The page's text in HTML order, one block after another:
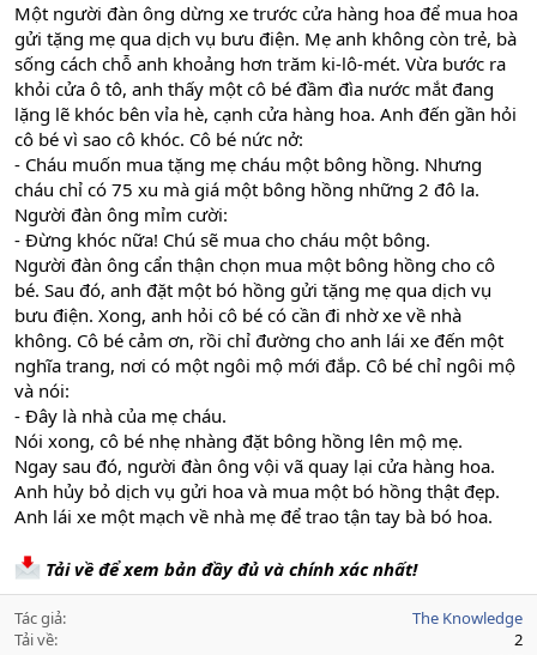
Một người đàn ông dừng xe trước cửa hàng hoa để mua hoa
gửi tặng mẹ qua dịch vụ bưu điện. Mẹ anh không còn trẻ, bà
sống cách chỗ anh khoảng hơn trăm ki-lô-mét. Vừa bước ra
khỏi cửa ô tô, anh thấy một cô bé đầm đìa nước mắt đang
lặng lẽ khóc bên vỉa hè, cạnh cửa hàng hoa. Anh đến gần hỏi
cô bé vì sao cô khóc. Cô bé nức nở:
- Cháu muốn mua tặng mẹ cháu một bông hồng. Nhưng
cháu chỉ có 75 xu mà giá một bông hồng những 2 đô la.
Người đàn ông mỉm cười:
- Đừng khóc nữa! Chú sẽ mua cho cháu một bông.
Người đàn ông cẩn thận chọn mua một bông hồng cho cô
bé. Sau đó, anh đặt một bó hồng gửi tặng mẹ qua dịch vụ
bưu điện. Xong, anh hỏi cô bé có cần đi nhờ xe về nhà
không. Cô bé cảm ơn, rồi chỉ đường cho anh lái xe đến một
nghĩa trang, nơi có một ngôi mộ mới đắp. Cô bé chỉ ngôi mộ
và nói:
- Đây là nhà của mẹ cháu.
Nói xong, cô bé nhẹ nhàng đặt bông hồng lên mộ mẹ.
Ngay sau đó, người đàn ông vội vã quay lại cửa hàng hoa.
Anh hủy bỏ dịch vụ gửi hoa và mua một bó hồng thật đẹp.
Anh lái xe một mạch về nhà mẹ để trao tận tay bà bó hoa.
Tải về để xem bản đầy đủ và chính xác nhất!
Tác giả
The Knowledge
Tải về
2